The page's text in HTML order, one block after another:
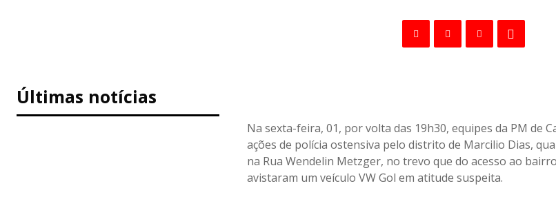
Últimas notícias
Na sexta-feira, 01, por volta das 19h30, equipes da PM de
ações de polícia ostensiva pelo distrito de Marcilio Dias,
na Rua Wendelin Metzger, no trevo que do acesso ao
avistaram um veículo VW Gol em atitude suspeita.